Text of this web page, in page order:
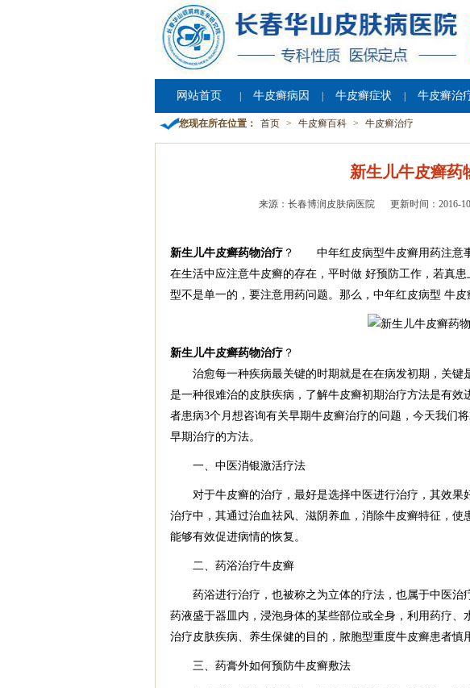
网站首页 牛皮癣病因 牛皮癣症状 牛皮癣治
您现在所在位置： 首页 > 牛皮癣百科 > 牛皮癣治疗
新生儿牛皮癣药
来源：长春博润皮肤病医院 更新时间：2016-
新生儿牛皮癣药物治疗 ？ 中年红皮病型牛皮癣用药注意
在生活中应注意牛皮癣的存在，平时做 好预防工作，若真
型不是单一的，要注意用药问题。那么，中年红皮病型 牛皮
新生儿牛皮癣药物治疗 ？
治愈每一种疾病最关键的时期就是在在病发初期，关键
是一种很难治的皮肤疾病，了解牛皮癣初期治疗方法是有
者患病3个月想咨询有关早期牛皮癣治疗的问题，今天我们
早期治疗的方法。
一、中医消银激活疗法
对于牛皮癣的治疗，最好是选择中医进行治疗，其效果
治疗中，其通过治血祛风、滋阴养血，消除牛皮癣特征，
能够有效促进病情的恢复。
二、药浴治疗牛皮癣
药浴进行治疗，也被称之为立体的疗法，也属于中医治
药液盛于器皿内，浸泡身体的某些部位或全身，利用药疗、
治疗皮肤疾病、养生保健的目的，脓胞型重度牛皮癣患者慎
三、药膏外如何预防牛皮癣敷法